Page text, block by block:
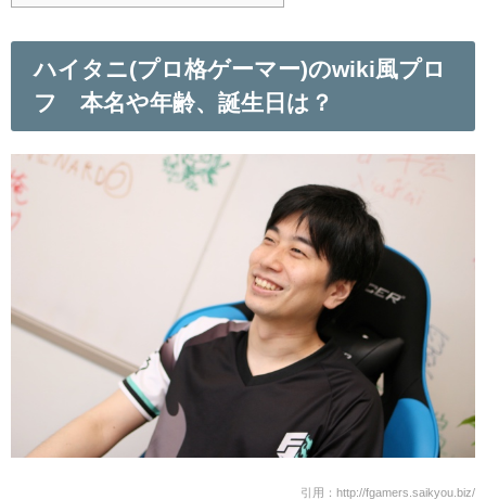
ハイタニ(プロ格ゲーマー)のwiki風プロ
フ 本名や年齢、誕生日は？
引用：http://fgamers.saikyou.biz/